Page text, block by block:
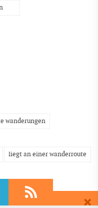
wanderungen
liegt an einer wanderroute